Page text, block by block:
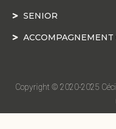
SENIOR
ACCOMPAGNEMENT
Copyright © 2020-2025